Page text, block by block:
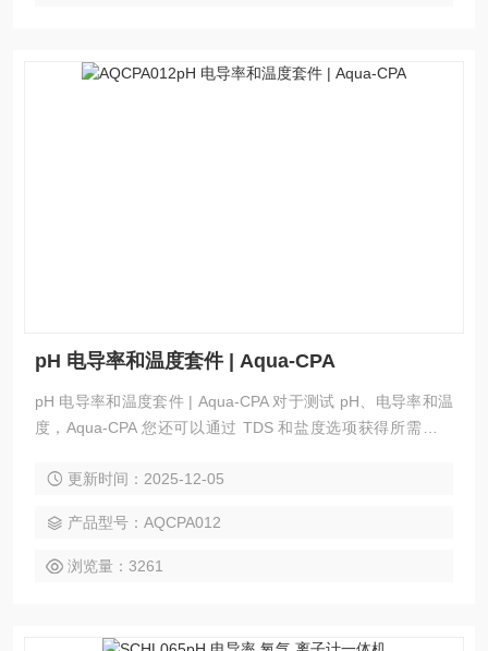
pH 电导率和温度套件 | Aqua-CPA
pH 电导率和温度套件 | Aqua-CPA 对于测试 pH、电导率和温
度，Aqua-CPA 您还可以通过 TDS 和盐度选项获得所需的数
式支架方便免提使用 Aqua 系列在澳大利亚设计和制造，用于
更新时间：2025-12-05
产品型号：AQCPA012
浏览量：3261